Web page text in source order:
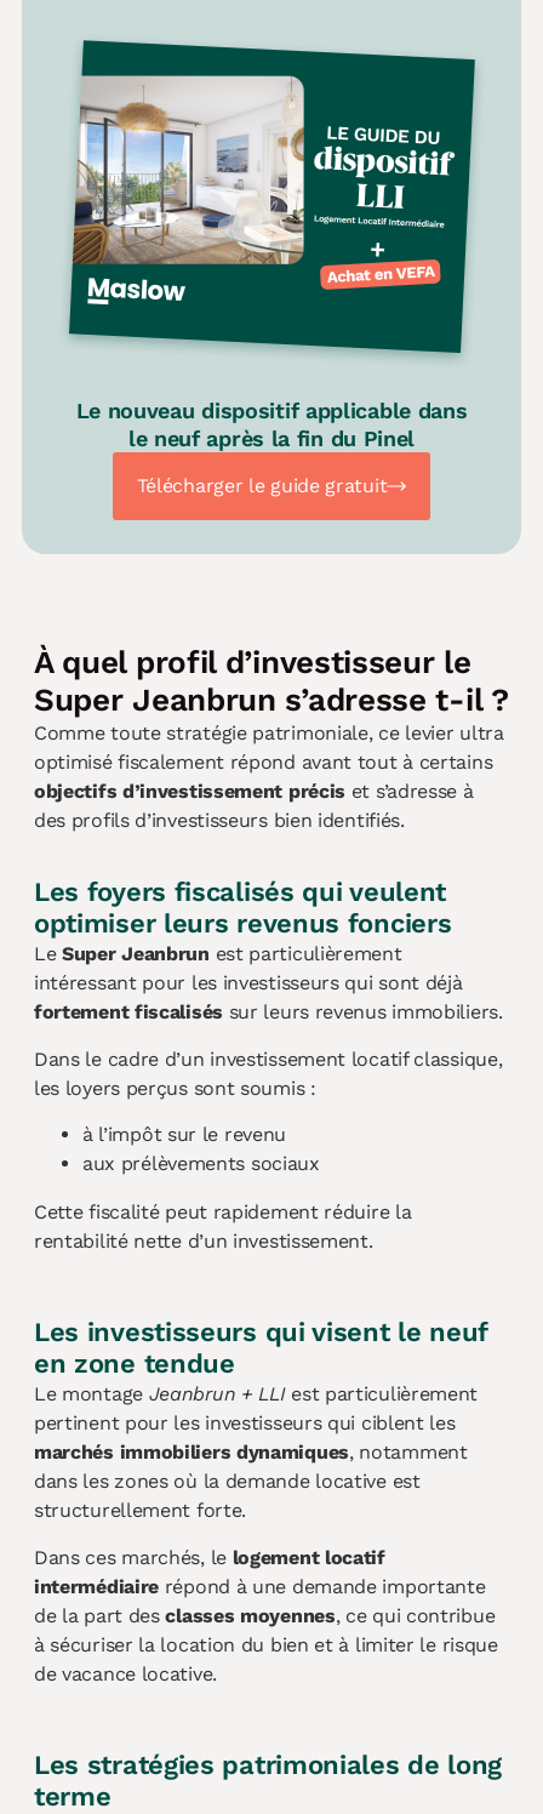
Le nouveau dispositif applicable dans
le neuf après la fin du Pinel
Télécharger le guide gratuit
À quel profil d’investisseur le
Super Jeanbrun s’adresse t-il ?
Comme toute stratégie patrimoniale, ce levier ultra
optimisé fiscalement répond avant tout à certains
objectifs d’investissement précis et s’adresse à
des profils d’investisseurs bien identifiés.
Les foyers fiscalisés qui veulent
optimiser leurs revenus fonciers
LeSuper Jeanbrun est particulièrement
intéressant pour les investisseurs qui sont déjà
fortement fiscalisés sur leurs revenus immobiliers.
Dans le cadre d’un investissement locatif classique,
les loyers perçus sont soumis :
à l’impôt sur le revenu
aux prélèvements sociaux
Cette fiscalité peut rapidement réduire la
rentabilité nette d’un investissement.
Les investisseurs qui visent le neuf
en zone tendue
Le montage Jeanbrun + LLI est particulièrement
pertinent pour les investisseurs qui ciblent les
marchés immobiliers dynamiques, notamment
dans les zones où la demande locative est
structurellement forte.
Dans ces marchés, le logement locatif
intermédiaire répond à une demande importante
de la part desclasses moyennes, ce qui contribue
à sécuriser la location du bien et à limiter le risque
de vacance locative.
Les stratégies patrimoniales de long
terme